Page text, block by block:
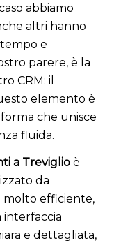
abbiamo
altri hanno
e
parere, è la
CRM: il
elemento è
che unisce
fluida.
a Treviglioè
da
efficiente,
interfaccia
e dettagliata,